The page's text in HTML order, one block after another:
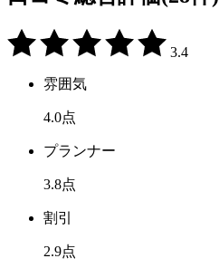
3.4
雰囲気
4.0点
プランナー
3.8点
割引
2.9点